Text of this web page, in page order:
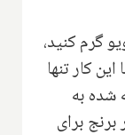
گرم کنید،
کار تنها
به
برای